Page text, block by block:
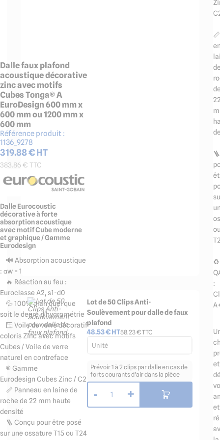
Dalle faux plafond
acoustique décorative
zinc avec motifs
Cubes Tonga® A
EuroDesign 600 mm x
600 mm ou 1200 mm x
600 mm
Référence produit :
1136_9278
319.88€ HT
383.86 € TTC
Dalle Eurocoustic
décorative à forte
absorption acoustique
avec motif Cube moderne
et graphique / Gamme
Eurodesign
🔊 Absorption acoustique
: αw = 1
🔥 Réaction au feu :
Euroclasse A2, s1-d0
💦 100% plan quel que
soit le degré d'hygrométrie
🪟 Voile de verre décoratif
coloris Zinc avec motifs
Cubes / Voile de verre
naturel en contreface
®️ Gamme
Eurodesign Cubes Zinc / C2
📏 Panneau en laine de
roche de 22 mm haute
densité
🪜 Conçu pour être posé
sur une ossature T15 ou T24
Lot de 50 Clips Anti-
Soulèvement pour dalle de faux
plafond
48.53€ HT58.23€ TTC
Unité
Prévoir 1 à 2 clips par dalle en cas de
forts courants d'air dans la pièce
- 1 +
♻️
:
et
et